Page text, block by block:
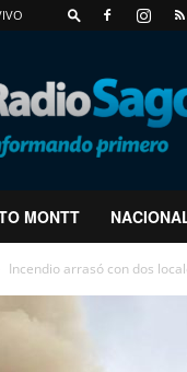
MONTT
Incendio arrasó con dos